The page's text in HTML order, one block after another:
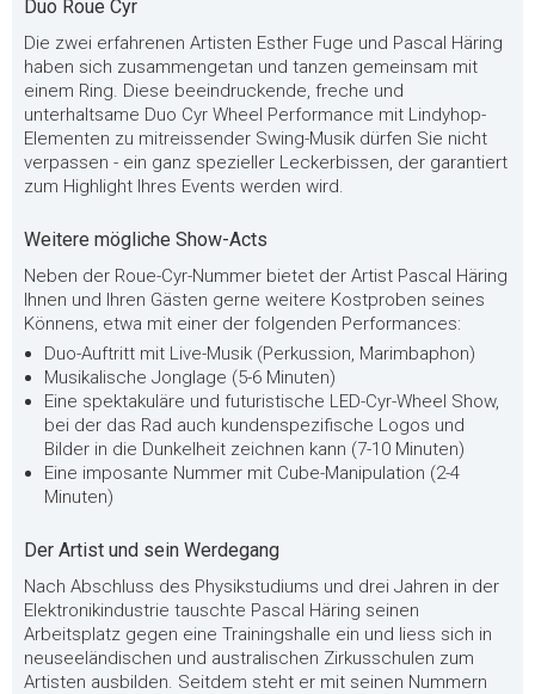
Duo Roue Cyr
Die zwei erfahrenen Artisten Esther Fuge und Pascal Häring
haben sich zusammengetan und tanzen gemeinsam mit
einem Ring. Diese beeindruckende, freche und
unterhaltsame Duo Cyr Wheel Performance mit Lindyhop-
Elementen zu mitreissender Swing-Musik dürfen Sie nicht
verpassen - ein ganz spezieller Leckerbissen, der garantiert
zum Highlight Ihres Events werden wird.
Weitere mögliche Show-Acts
Neben der Roue-Cyr-Nummer bietet der Artist Pascal Häring
Ihnen und Ihren Gästen gerne weitere Kostproben seines
Könnens, etwa mit einer der folgenden Performances:
Duo-Auftritt mit Live-Musik (Perkussion, Marimbaphon)
Musikalische Jonglage (5-6 Minuten)
Eine spektakuläre und futuristische LED-Cyr-Wheel Show,
bei der das Rad auch kundenspezifische Logos und
Bilder in die Dunkelheit zeichnen kann (7-10 Minuten)
Eine imposante Nummer mit Cube-Manipulation (2-4
Minuten)
Der Artist und sein Werdegang
Nach Abschluss des Physikstudiums und drei Jahren in der
Elektronikindustrie tauschte Pascal Häring seinen
Arbeitsplatz gegen eine Trainingshalle ein und liess sich in
neuseeländischen und australischen Zirkusschulen zum
Artisten ausbilden. Seitdem steht er mit seinen Nummern